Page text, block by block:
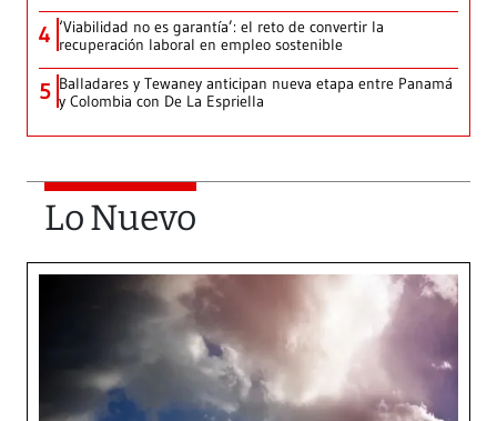
4 ‘Viabilidad no es garantía’: el reto de convertir la
recuperación laboral en empleo sostenible
5 Balladares y Tewaney anticipan nueva etapa entre Panamá
y Colombia con De La Espriella
Lo Nuevo